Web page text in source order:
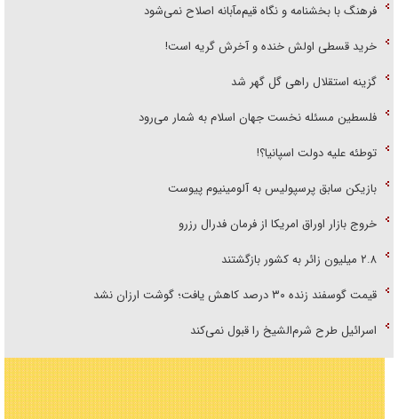
فرهنگ با بخشنامه و نگاه قیم‌مآبانه اصلاح نمی‌شود
خرید قسطی اولش خنده و آخرش گریه است!
گزینه استقلال راهی گل گهر شد
فلسطین مسئله نخست جهان اسلام به شمار می‌رود
توطئه علیه دولت اسپانیا؟!
بازیکن سابق پرسپولیس به آلومینیوم پیوست
خروج بازار اوراق امریکا از فرمان فدرال رزرو
۲.۸ میلیون زائر به کشور بازگشتند
قیمت گوسفند زنده ۳۰ درصد کاهش یافت؛ گوشت ارزان نشد
اسرائیل طرح شرم‌الشیخ را قبول نمی‌کند